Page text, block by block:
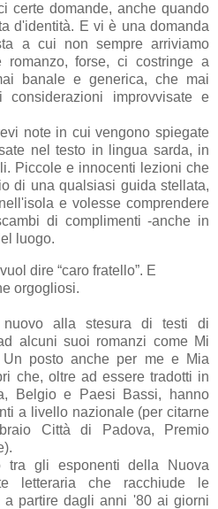
certe domande, anche quando
d'identità. E vi è una domanda
a cui non sempre arriviamo
romanzo, forse, ci costringe a
banale e generica, che mai
considerazioni improvvisate e
note in cui vengono spiegate
nel testo in lingua sarda, in
Piccole e innocenti lezioni che
di una qualsiasi guida stellata,
e volesse comprendere
di complimenti -anche in
luogo.
dire “caro fratello”. E
orgogliosi.
nuovo alla stesura di testi di
alcuni suoi romanzi come Mi
posto anche per me e Mia
che, oltre ad essere tradotti in
Belgio e Paesi Bassi, hanno
a livello nazionale (per citarne
Città di Padova, Premio
tra gli esponenti della Nuova
letteraria che racchiude le
a partire dagli anni '80 ai giorni